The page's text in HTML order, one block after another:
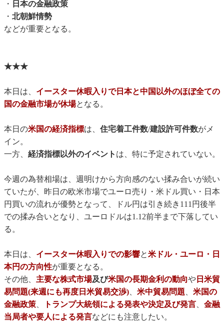
・ 日本の金融政策
・ 北朝鮮情勢
などが重要となる。
★★★
本日は、 イースター休暇入りで日本と中国以外のほぼ全ての
国の金融市場が休場となる。
本日の米国の経済指標は、 住宅着工件数/建設許可件数がメ
イン。
一方、 経済指標以外のイベント は、特に予定されていない。
今週の為替相場は、週明けから方向感のない揉み合いが続い
ていたが、昨日の欧米市場でユーロ売り・米ドル買い・日本
円買いの流れが優勢となって、ドル円は引き続き111円後半
での揉み合いとなり、ユーロドルは1.12前半まで下落してい
る。
本日は、 イースター休暇入りでの影響と米ドル・ユーロ・日
本円の方向性が重要となる。
その他、 主要な株式市場及び米国の長期金利の動向や 日米貿
易問題(来週にも再度日米貿易交渉)、 米中貿易問題、 米国の
金融政策、 トランプ大統領による発表や決定及び発言、 金融
当局者や要人による発言などにも注意したい。